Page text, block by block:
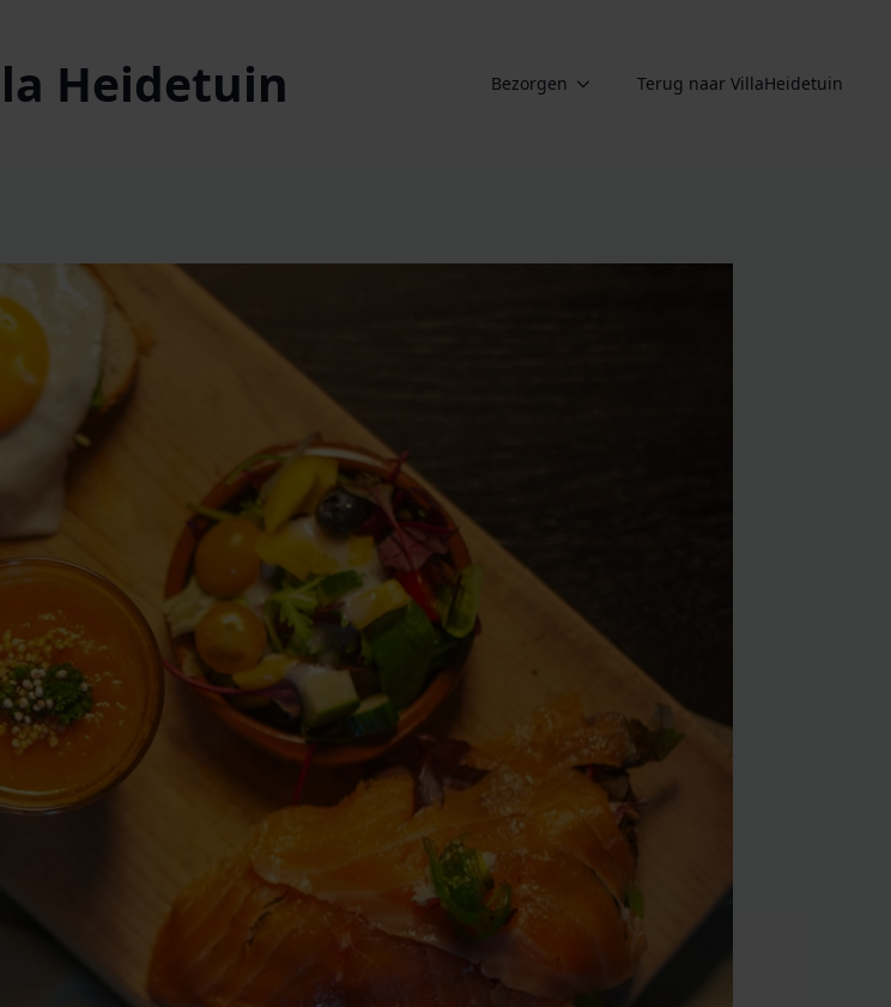
Heidetuin Bezorgen Terug naar VillaHeidetuin